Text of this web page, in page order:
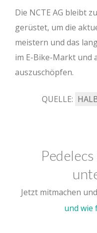
Die NCTE AG bleibt
gerüstet, um die
meistern und das
im E-Bike-Markt und
auszuschöpfen.
QUELLE:
Jetzt mitmachen
und wie